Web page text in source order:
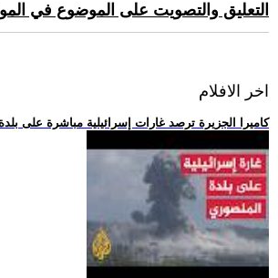
التعليق والتصويت على الموضوع في
اخر الافلام
.. كاميرا الجزيرة ترصد غارات إسرائيلية مباشرة على